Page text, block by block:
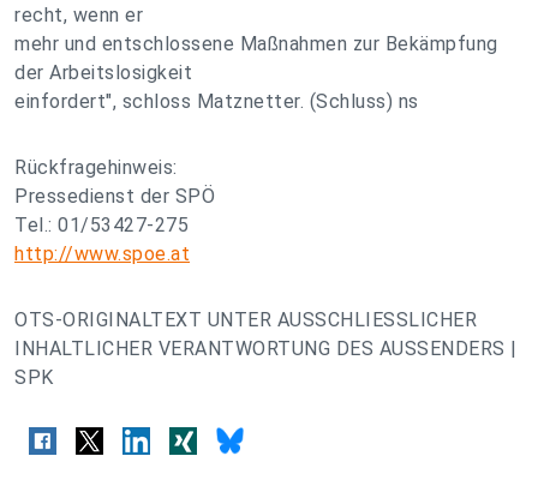
recht, wenn er
mehr und entschlossene Maßnahmen zur Bekämpfung
der Arbeitslosigkeit
einfordert", schloss Matznetter. (Schluss) ns
Rückfragehinweis:
Pressedienst der SPÖ
Tel.: 01/53427-275
http://www.spoe.at
OTS-ORIGINALTEXT UNTER AUSSCHLIESSLICHER
INHALTLICHER VERANTWORTUNG DES AUSSENDERS |
SPK